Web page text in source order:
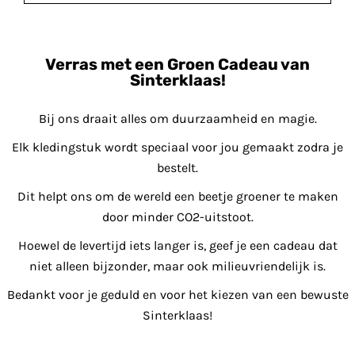
Verras met een Groen Cadeau van
Sinterklaas!
Bij ons draait alles om duurzaamheid en magie.
Elk kledingstuk wordt speciaal voor jou gemaakt zodra je
bestelt.
Dit helpt ons om de wereld een beetje groener te maken
door minder CO2-uitstoot.
Hoewel de levertijd iets langer is, geef je een cadeau dat
niet alleen bijzonder, maar ook milieuvriendelijk is.
Bedankt voor je geduld en voor het kiezen van een bewuste
Sinterklaas!